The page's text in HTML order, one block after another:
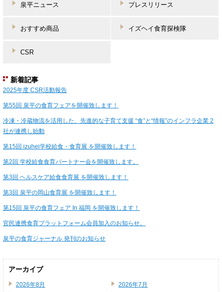
泉平ニュース プレスリリース
おすすめ商品 イズヘイ食育探検隊
CSR
新着記事
2025年度 CSR活動報告
第55回 泉平の食育フェアを開催致します！
冷凍・冷蔵物流を活用した、先進的な子育て支援 “食”と“情報”のインフラ企業 2
社が連携し始動
第15回 izuhei学校給食・食育展 を開催致します！
第2回 学校給食食育パートナー会を開催致します。
第3回 ヘルスケア給食食育展 を開催致します！
第3回 泉平の岡山食育展 を開催致します！
第15回 泉平の食育フェア In 福岡 を開催致します！
官民連携食育プラットフォーム会員加入のお知らせ。
泉平の食育ジャーナル 発刊のお知らせ
アーカイブ
2026年8月
2026年7月